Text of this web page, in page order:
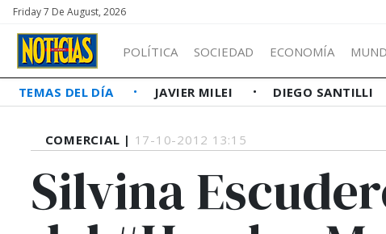
Friday 7 De August, 2026
POLÍTICA SOCIEDAD ECONOMÍA
TEMAS DEL DÍA JAVIER MILEI DIEGO SANTILLI
COMERCIAL | 17-10-2012 13:15
Silvina